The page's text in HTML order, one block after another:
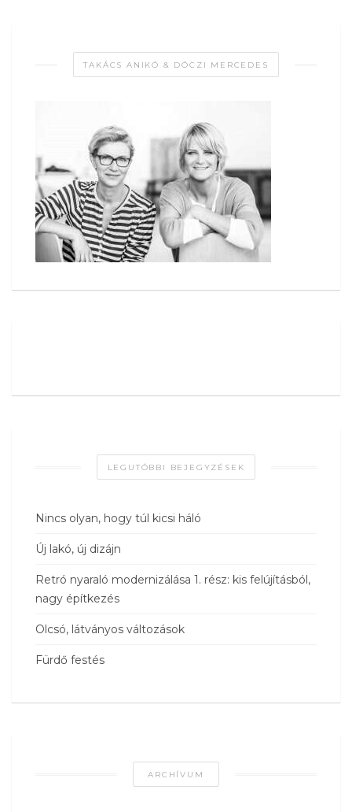
TAKÁCS ANIKÓ & DÓCZI MERCEDES
LEGUTÓBBI BEJEGYZÉSEK
Nincs olyan, hogy túl kicsi háló
Új lakó, új dizájn
Retró nyaraló modernizálása 1. rész: kis felújításból,
nagy építkezés
Olcsó, látványos változások
Fürdő festés
ARCHÍVUM